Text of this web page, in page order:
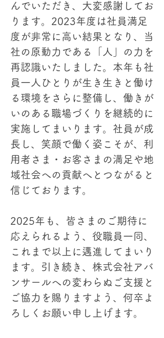
んでいただき、大変感謝してお
ります。2023年度は社員満足
度が非常に高い結果となり、当
社の原動力である「人」の力を
再認識いたしました。本年も社
員一人ひとりが生き生きと働け
る環境をさらに整備し、働きが
いのある職場づくりを継続的に
実施してまいります。社員が成
長し、笑顔で働く姿こそが、利
用者さま・お客さまの満足や地
域社会への貢献へとつながると
信じております。
2025年も、皆さまのご期待に
応えられるよう、役職員一同、
これまで以上に邁進してまいり
ます。引き続き、株式会社アバ
ンサールへの変わらぬご支援と
ご協力を賜りますよう、何卒よ
ろしくお願い申し上げます。